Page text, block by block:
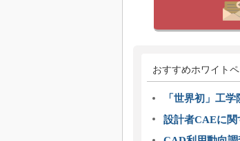
おすすめホワイト
「世界初」工
設計者CAEに関